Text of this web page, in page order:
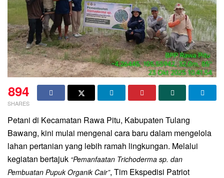
894
SHARES
Petani di Kecamatan Rawa Pitu, Kabupaten Tulang
Bawang, kini mulai mengenal cara baru dalam mengelola
lahan pertanian yang lebih ramah lingkungan. Melalui
kegiatan bertajuk “Pemanfaatan Trichoderma sp. dan
Pembuatan Pupuk Organik Cair”, Tim Ekspedisi Patriot